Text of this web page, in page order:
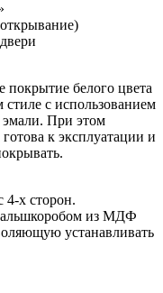
покрытие белого цвета
с использованием
эмали. При этом
к эксплуатации и
4-х сторон.
из МДФ
устанавливать